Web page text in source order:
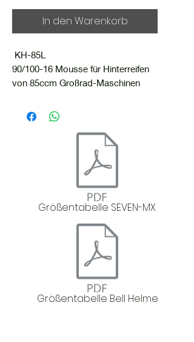
In den Warenkorb
KH-85L
90/100-16 Mousse für Hinterreifen
von 85ccm Großrad-Maschinen
Größentabelle SEVEN-MX
Größentabelle Bell Helme